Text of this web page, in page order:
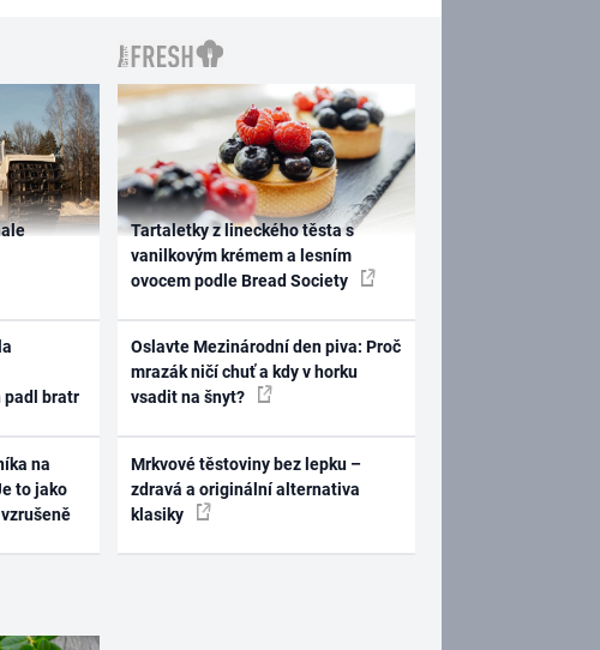
padl bratr
na
to jako
Tartaletky z lineckého těsta s
vanilkovým krémem a lesním
ovocem podle Bread Society
Oslavte Mezinárodní den piva: Proč
mrazák ničí chuť a kdy v horku
vsadit na šnyt?
Mrkvové těstoviny bez lepku –
zdravá a originální alternativa
klasiky